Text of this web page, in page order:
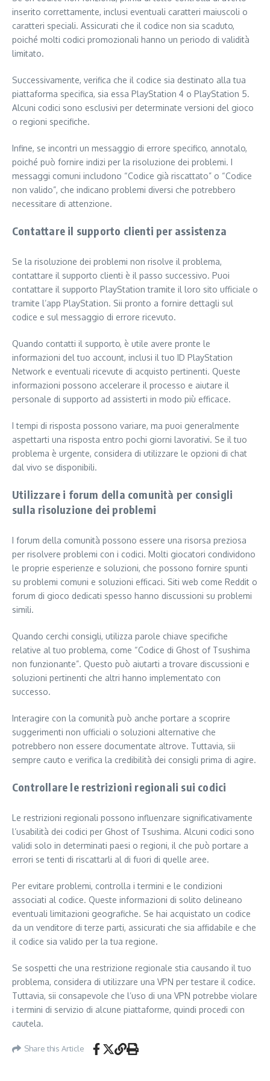
inserito correttamente, inclusi eventuali caratteri maiuscoli o
caratteri speciali. Assicurati che il codice non sia scaduto,
poiché molti codici promozionali hanno un periodo di validità
limitato.
Successivamente, verifica che il codice sia destinato alla tua
piattaforma specifica, sia essa PlayStation 4 o PlayStation 5.
Alcuni codici sono esclusivi per determinate versioni del gioco
o regioni specifiche.
Infine, se incontri un messaggio di errore specifico, annotalo,
poiché può fornire indizi per la risoluzione dei problemi. I
messaggi comuni includono “Codice già riscattato” o “Codice
non valido”, che indicano problemi diversi che potrebbero
necessitare di attenzione.
Contattare il supporto clienti per assistenza
Se la risoluzione dei problemi non risolve il problema,
contattare il supporto clienti è il passo successivo. Puoi
contattare il supporto PlayStation tramite il loro sito ufficiale o
tramite l’app PlayStation. Sii pronto a fornire dettagli sul
codice e sul messaggio di errore ricevuto.
Quando contatti il supporto, è utile avere pronte le
informazioni del tuo account, inclusi il tuo ID PlayStation
Network e eventuali ricevute di acquisto pertinenti. Queste
informazioni possono accelerare il processo e aiutare il
personale di supporto ad assisterti in modo più efficace.
I tempi di risposta possono variare, ma puoi generalmente
aspettarti una risposta entro pochi giorni lavorativi. Se il tuo
problema è urgente, considera di utilizzare le opzioni di chat
dal vivo se disponibili.
Utilizzare i forum della comunità per consigli
sulla risoluzione dei problemi
I forum della comunità possono essere una risorsa preziosa
per risolvere problemi con i codici. Molti giocatori condividono
le proprie esperienze e soluzioni, che possono fornire spunti
su problemi comuni e soluzioni efficaci. Siti web come Reddit o
forum di gioco dedicati spesso hanno discussioni su problemi
simili.
Quando cerchi consigli, utilizza parole chiave specifiche
relative al tuo problema, come “Codice di Ghost of Tsushima
non funzionante”. Questo può aiutarti a trovare discussioni e
soluzioni pertinenti che altri hanno implementato con
successo.
Interagire con la comunità può anche portare a scoprire
suggerimenti non ufficiali o soluzioni alternative che
potrebbero non essere documentate altrove. Tuttavia, sii
sempre cauto e verifica la credibilità dei consigli prima di agire.
Controllare le restrizioni regionali sui codici
Le restrizioni regionali possono influenzare significativamente
l’usabilità dei codici per Ghost of Tsushima. Alcuni codici sono
validi solo in determinati paesi o regioni, il che può portare a
errori se tenti di riscattarli al di fuori di quelle aree.
Per evitare problemi, controlla i termini e le condizioni
associati al codice. Queste informazioni di solito delineano
eventuali limitazioni geografiche. Se hai acquistato un codice
da un venditore di terze parti, assicurati che sia affidabile e che
il codice sia valido per la tua regione.
Se sospetti che una restrizione regionale stia causando il tuo
problema, considera di utilizzare una VPN per testare il codice.
Tuttavia, sii consapevole che l’uso di una VPN potrebbe violare
i termini di servizio di alcune piattaforme, quindi procedi con
cautela.
Share this Article